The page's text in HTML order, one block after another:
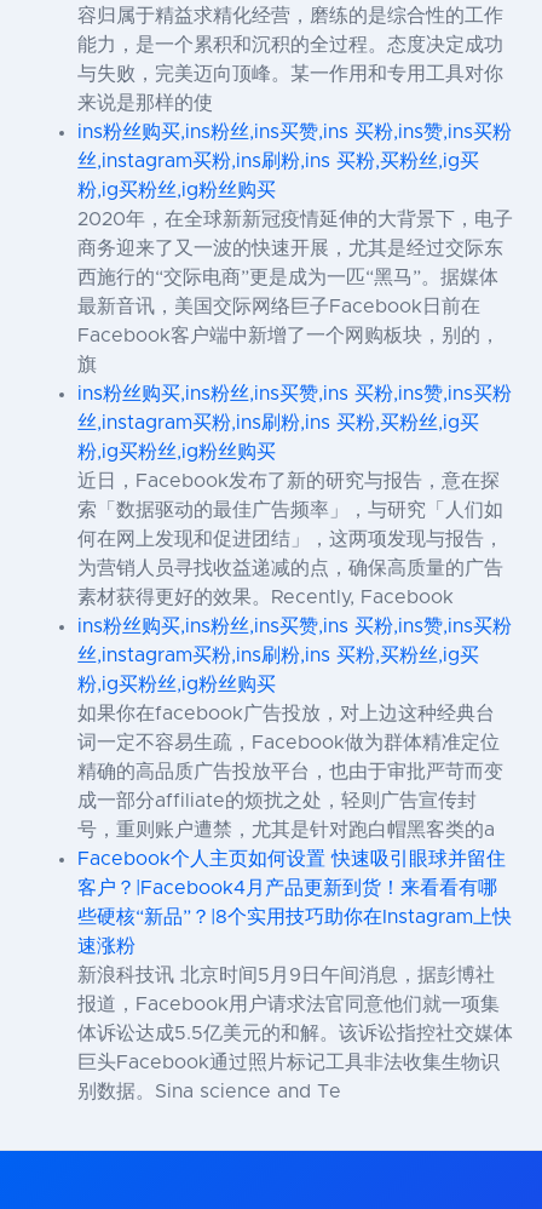
容归属于精益求精化经营，磨练的是综合性的工作
能力，是一个累积和沉积的全过程。态度决定成功
与失败，完美迈向顶峰。某一作用和专用工具对你
来说是那样的使
ins粉丝购买,ins粉丝,ins买赞,ins 买粉,ins赞,ins买粉
丝,instagram买粉,ins刷粉,ins 买粉,买粉丝,ig买
粉,ig买粉丝,ig粉丝购买
2020年，在全球新新冠疫情延伸的大背景下，电子
商务迎来了又一波的快速开展，尤其是经过交际东
西施行的“交际电商”更是成为一匹“黑马”。据媒体
最新音讯，美国交际网络巨子Facebook日前在
Facebook客户端中新增了一个网购板块，别的，
旗
ins粉丝购买,ins粉丝,ins买赞,ins 买粉,ins赞,ins买粉
丝,instagram买粉,ins刷粉,ins 买粉,买粉丝,ig买
粉,ig买粉丝,ig粉丝购买
近日，Facebook发布了新的研究与报告，意在探
索「数据驱动的最佳广告频率」，与研究「人们如
何在网上发现和促进团结」，这两项发现与报告，
为营销人员寻找收益递减的点，确保高质量的广告
素材获得更好的效果。Recently, Facebook
ins粉丝购买,ins粉丝,ins买赞,ins 买粉,ins赞,ins买粉
丝,instagram买粉,ins刷粉,ins 买粉,买粉丝,ig买
粉,ig买粉丝,ig粉丝购买
如果你在facebook广告投放，对上边这种经典台
词一定不容易生疏，Facebook做为群体精准定位
精确的高品质广告投放平台，也由于审批严苛而变
成一部分affiliate的烦扰之处，轻则广告宣传封
号，重则账户遭禁，尤其是针对跑白帽黑客类的a
Facebook个人主页如何设置 快速吸引眼球并留住
客户？|Facebook4月产品更新到货！来看看有哪
些硬核“新品”？|8个实用技巧助你在Instagram上快
速涨粉
新浪科技讯 北京时间5月9日午间消息，据彭博社
报道，Facebook用户请求法官同意他们就一项集
体诉讼达成5.5亿美元的和解。该诉讼指控社交媒体
巨头Facebook通过照片标记工具非法收集生物识
别数据。Sina science and Te